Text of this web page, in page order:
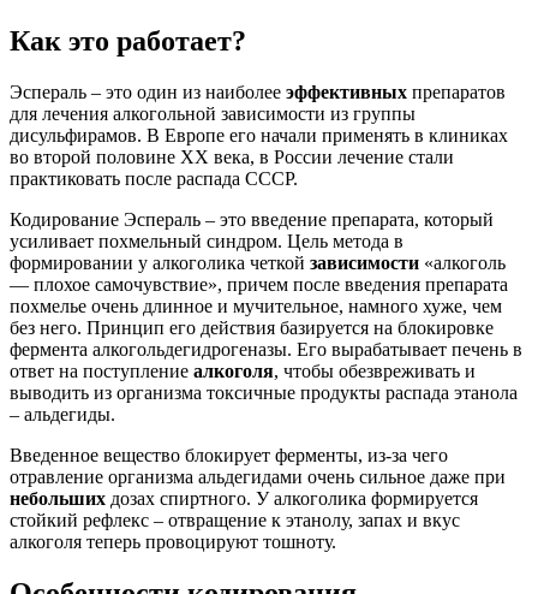
Как это работает?
Эспераль – это один из наиболее эффективных препаратов
для лечения алкогольной зависимости из группы
дисульфирамов. В Европе его начали применять в клиниках
во второй половине XX века, в России лечение стали
практиковать после распада СССР.
Кодирование Эспераль – это введение препарата, который
усиливает похмельный синдром. Цель метода в
формировании у алкоголика четкой зависимости «алкоголь
— плохое самочувствие», причем после введения препарата
похмелье очень длинное и мучительное, намного хуже, чем
без него. Принцип его действия базируется на блокировке
фермента алкогольдегидрогеназы. Его вырабатывает печень в
ответ на поступление алкоголя, чтобы обезвреживать и
выводить из организма токсичные продукты распада этанола
– альдегиды.
Введенное вещество блокирует ферменты, из-за чего
отравление организма альдегидами очень сильное даже при
небольших дозах спиртного. У алкоголика формируется
стойкий рефлекс – отвращение к этанолу, запах и вкус
алкоголя теперь провоцируют тошноту.